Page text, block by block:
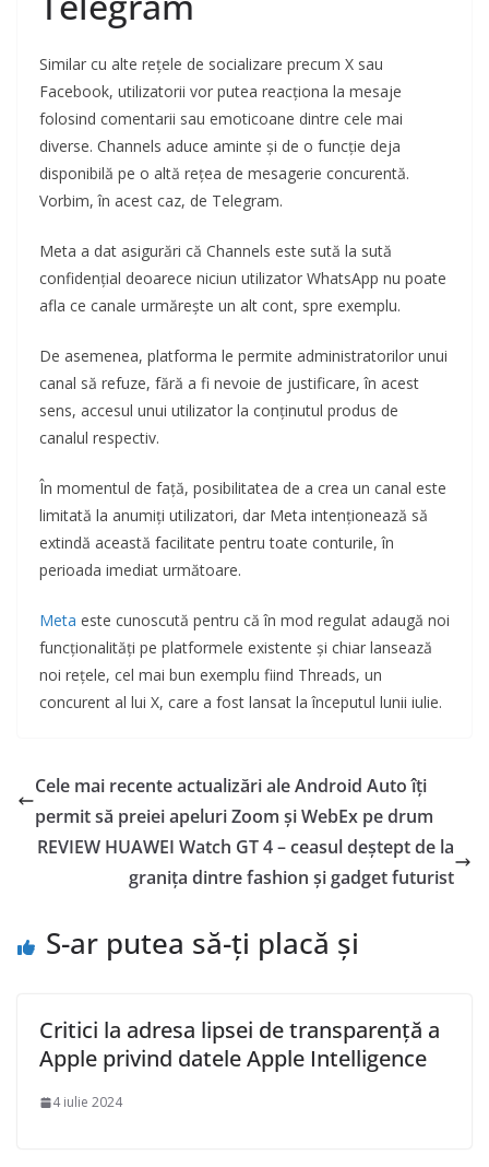
Similar cu alte rețele de socializare precum X sau
Facebook, utilizatorii vor putea reacționa la mesaje
folosind comentarii sau emoticoane dintre cele mai
diverse. Channels aduce aminte și de o funcție deja
disponibilă pe o altă rețea de mesagerie concurentă.
Vorbim, în acest caz, de Telegram.
Meta a dat asigurări că Channels este sută la sută
confidențial deoarece niciun utilizator WhatsApp nu poate
afla ce canale urmărește un alt cont, spre exemplu.
De asemenea, platforma le permite administratorilor unui
canal să refuze, fără a fi nevoie de justificare, în acest
sens, accesul unui utilizator la conținutul produs de
canalul respectiv.
În momentul de față, posibilitatea de a crea un canal este
limitată la anumiți utilizatori, dar Meta intenționează să
extindă această facilitate pentru toate conturile, în
perioada imediat următoare.
Meta este cunoscută pentru că în mod regulat adaugă noi
funcționalități pe platformele existente și chiar lansează
noi rețele, cel mai bun exemplu fiind Threads, un
concurent al lui X, care a fost lansat la începutul lunii iulie.
Cele mai recente actualizări ale Android Auto îți
permit să preiei apeluri Zoom și WebEx pe drum
REVIEW HUAWEI Watch GT 4 – ceasul deștept de la
granița dintre fashion și gadget futurist
S-ar putea să-ți placă și
Critici la adresa lipsei de transparență a
Apple privind datele Apple Intelligence
4 iulie 2024